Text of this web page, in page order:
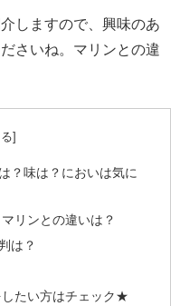
しますので、興味のあ
さいね。マリンとの違
？味は？においは気に
リンとの違いは？
は？
たい方はチェック★